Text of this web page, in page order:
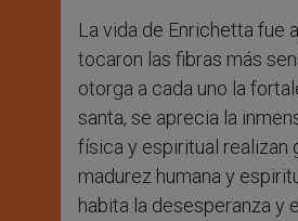
La vida de Enrichetta fue
tocaron las fibras más
otorga a cada uno la
santa, se aprecia la
física y espiritual realizan
madurez humana y
habita la desesperanza y